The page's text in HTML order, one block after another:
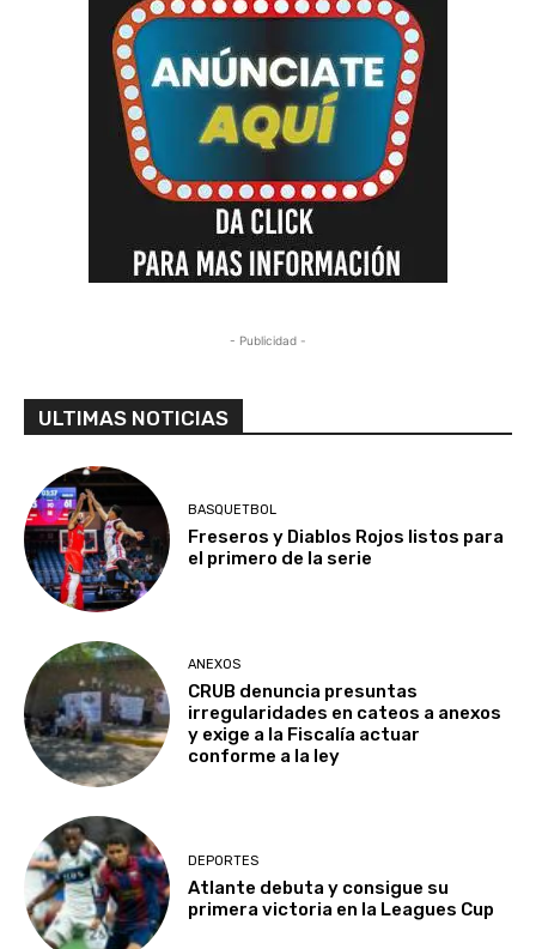
- Publicidad -
ULTIMAS NOTICIAS
BASQUETBOL
Freseros y Diablos Rojos listos para
el primero de la serie
ANEXOS
CRUB denuncia presuntas
irregularidades en cateos a anexos
y exige a la Fiscalía actuar
conforme a la ley
DEPORTES
Atlante debuta y consigue su
primera victoria en la Leagues Cup